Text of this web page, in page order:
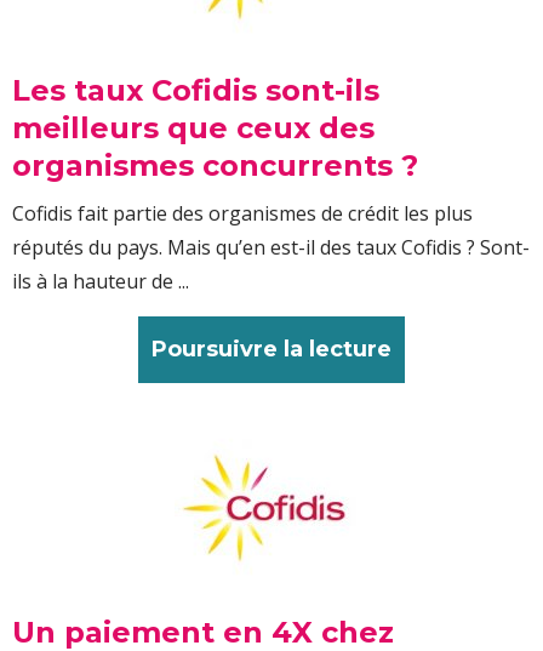
Les taux Cofidis sont-ils
meilleurs que ceux des
organismes concurrents ?
Cofidis fait partie des organismes de crédit les plus
réputés du pays. Mais qu’en est-il des taux Cofidis ? Sont-
ils à la hauteur de ...
Poursuivre la lecture
Un paiement en 4X chez